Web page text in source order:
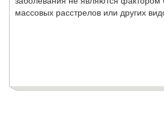
массовых расстрелов или других